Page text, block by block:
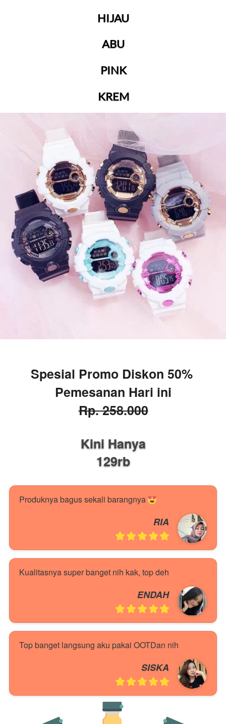
HIJAU
ABU
PINK
KREM
Spesial Promo Diskon 50%
Pemesanan Hari ini
Rp. 258.000
Kini Hanya
129rb
Produknya bagus sekali barangnya
RIA
Kualitasnya super banget nih kak, top deh
ENDAH
Top banget langsung aku pakai OOTDan nih
SISKA